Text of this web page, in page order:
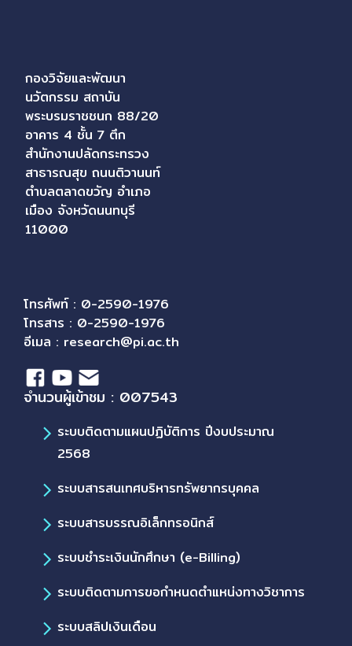
กองวิจัยและพัฒนา
นวัตกรรม สถาบัน
พระบรมราชชนก 88/20
อาคาร 4 ชั้น 7 ตึก
สำนักงานปลัดกระทรวง
สาธารณสุข ถนนติวานนท์
ตำบลตลาดขวัญ อำเภอ
เมือง จังหวัดนนทบุรี
11000
โทรศัพท์ : 0-2590-1976
โทรสาร : 0-2590-1976
อีเมล : research@pi.ac.th
จำนวนผู้เข้าชม : 007543
ระบบติดตามแผนปฏิบัติการ ปีงบประมาณ
2568
ระบบสารสนเทศบริหารทรัพยากรบุคคล
ระบบสารบรรณอิเล็กทรอนิกส์
ระบบชำระเงินนักศึกษา (e-Billing)
ระบบติดตามการขอกำหนดตำแหน่งทางวิชาการ
ระบบสลิปเงินเดือน